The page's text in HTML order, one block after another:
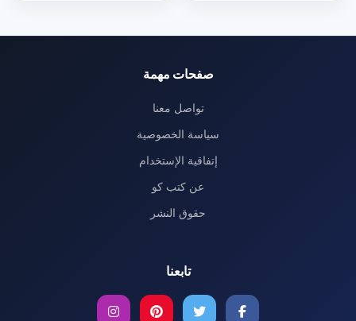
صفحات مهمة
تواصل معنا
سياسة الخصوصية
إتفاقية الإستخدام
عن كتب كو
حقوق النشر
تابعنا